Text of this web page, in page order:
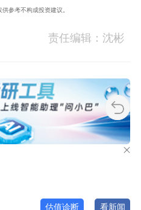
参考不构成投资建议。
责任编辑：沈彬
估值诊断 看新闻